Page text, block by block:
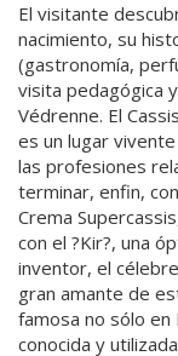
El visitante
nacimiento, su
(gastronomía,
visita pedagógica
Védrenne. El
es un lugar
las profesiones
terminar, enfin,
Crema
con el ?Kir?, una
inventor, el
gran amante de
famosa no sólo en
conocida y